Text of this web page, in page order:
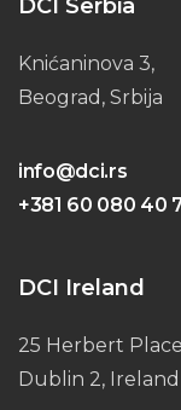
DCI Serbia
Knićaninova 3,
Beograd, Srbija
info@dci.rs
+381 60 080 40
DCI Ireland
25 Herbert
Dublin 2, Ireland